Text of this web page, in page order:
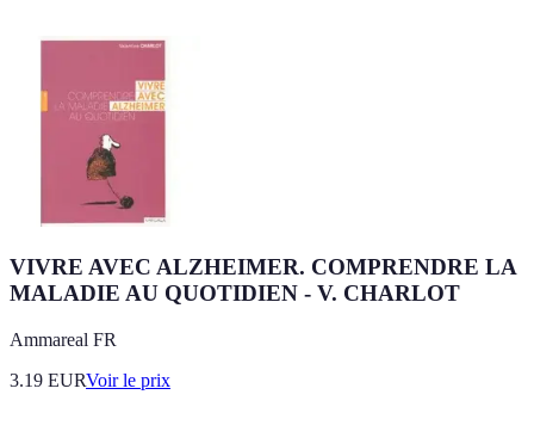
VIVRE AVEC ALZHEIMER. COMPRENDRE LA
MALADIE AU QUOTIDIEN - V. CHARLOT
Ammareal FR
3.19 EURVoir le prix